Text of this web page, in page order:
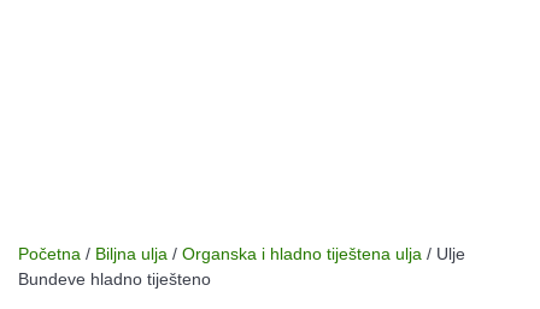
Početna / Biljna ulja / Organska i hladno tiještena ulja / Ulje
Bundeve hladno tiješteno